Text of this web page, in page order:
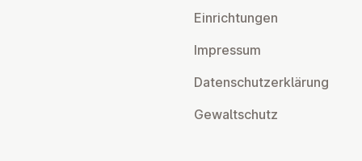
Ein­rich­tun­gen
Impressum
Da­ten­schutz­er­klä­rung
Ge­walt­schutz